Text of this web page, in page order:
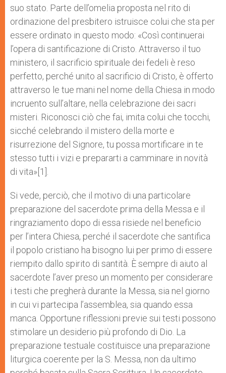
suo stato. Parte dell’omelia proposta nel rito di
ordinazione del presbitero istruisce colui che sta per
essere ordinato in questo modo: «Così continuerai
l’opera di santificazione di Cristo. Attraverso il tuo
ministero, il sacrificio spirituale dei fedeli è reso
perfetto, perché unito al sacrificio di Cristo, è offerto
attraverso le tue mani nel nome della Chiesa in modo
incruento sull’altare, nella celebrazione dei sacri
misteri. Riconosci ciò che fai, imita colui che tocchi,
sicché celebrando il mistero della morte e
risurrezione del Signore, tu possa mortificare in te
stesso tutti i vizi e prepararti a camminare in novità
di vita»[1].
Si vede, perciò, che il motivo di una particolare
preparazione del sacerdote prima della Messa e il
ringraziamento dopo di essa risiede nel beneficio
per l’intera Chiesa, perché il sacerdote che santifica
il popolo cristiano ha bisogno lui per primo di essere
riempito dallo spirito di santità. È sempre di aiuto al
sacerdote l’aver preso un momento per considerare
i testi che pregherà durante la Messa, sia nel giorno
in cui vi partecipa l’assemblea, sia quando essa
manca. Opportune riflessioni previe sui testi possono
stimolare un desiderio più profondo di Dio. La
preparazione testuale costituisce una preparazione
liturgica coerente per la S. Messa, non da ultimo